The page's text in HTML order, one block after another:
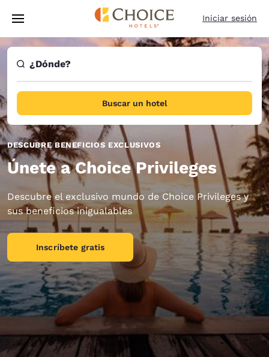
Pasar A Contenido Principal
Iniciar sesión
¿Dónde?
Buscar un hotel
DESCUBRE BENEFICIOS EXCLUSIVOS
Únete a Choice Privileges
Descubre el exclusivo mundo de Choice Privileges y
sus beneficios inigualables
Inscríbete gratis